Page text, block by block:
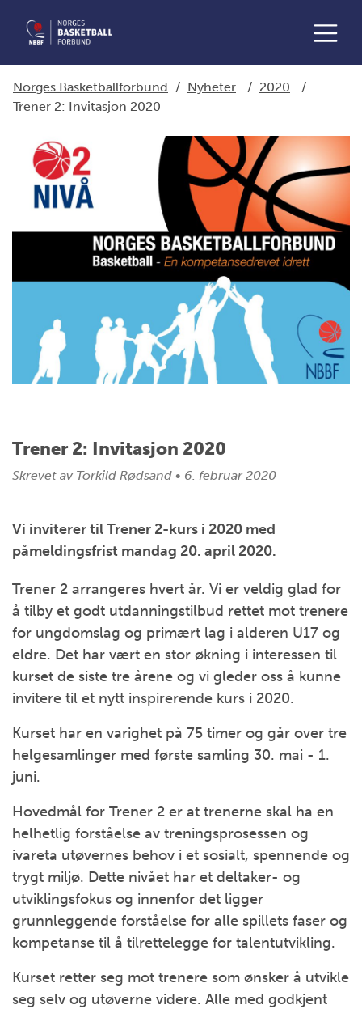
Norges Basketballforbund / Nyheter / 2020
/
Trener 2: Invitasjon 2020
Trener 2: Invitasjon 2020
Skrevet av Torkild Rødsand • 6. februar 2020
Vi inviterer til Trener 2-kurs i 2020 med
påmeldingsfrist mandag 20. april 2020.
Trener 2 arrangeres hvert år. Vi er veldig glad for
å tilby et godt utdanningstilbud rettet mot trenere
for ungdomslag og primært lag i alderen U17 og
eldre. Det har vært en stor økning i interessen til
kurset de siste tre årene og vi gleder oss å kunne
invitere til et nytt inspirerende kurs i 2020.
Kurset har en varighet på 75 timer og går over tre
helgesamlinger med første samling 30. mai - 1.
juni.
Hovedmål for Trener 2 er at trenerne skal ha en
helhetlig forståelse av treningsprosessen og
ivareta utøvernes behov i et sosialt, spennende og
trygt miljø. Dette nivået har et deltaker- og
utviklingsfokus og innenfor det ligger
grunnleggende forståelse for alle spillets faser og
kompetanse til å tilrettelegge for talentutvikling.
Kurset retter seg mot trenere som ønsker å utvikle
seg selv og utøverne videre. Alle med godkjent